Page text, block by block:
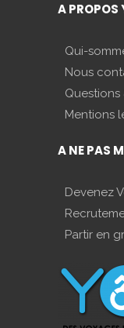
A PROPOS
Qui-
Nous
Questions
Mentions
A NE PAS
Devenez
Partir en